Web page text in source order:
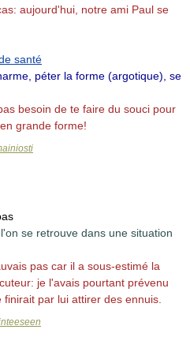
aujourd'hui, notre ami Paul se
santé
péter la forme (argotique), se
besoin de te faire du souci pour
grande forme!
se retrouve dans une situation
pas car il a sous-estimé la
je l'avais pourtant prévenu
par lui attirer des ennuis.